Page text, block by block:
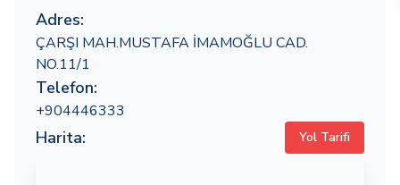
Adres:
ÇARŞI MAH.MUSTAFA İMAMOĞLU CAD.
NO.11/1
Telefon:
+904446333
Harita: Yol Tarifi